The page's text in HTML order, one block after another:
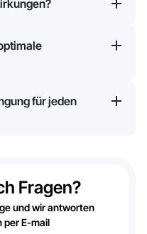
für jeden
Fragen?
und wir antworten
per E-mail